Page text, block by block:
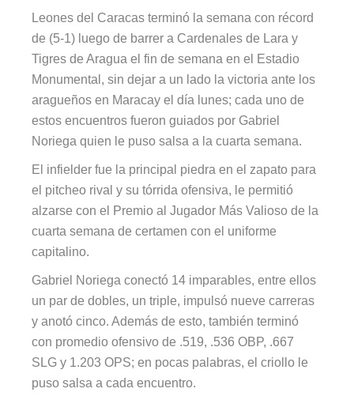
Leones del Caracas terminó la semana con récord
de (5-1) luego de barrer a Cardenales de Lara y
Tigres de Aragua el fin de semana en el Estadio
Monumental, sin dejar a un lado la victoria ante los
aragueños en Maracay el día lunes; cada uno de
estos encuentros fueron guiados por Gabriel
Noriega quien le puso salsa a la cuarta semana.
El infielder fue la principal piedra en el zapato para
el pitcheo rival y su tórrida ofensiva, le permitió
alzarse con el Premio al Jugador Más Valioso de la
cuarta semana de certamen con el uniforme
capitalino.
Gabriel Noriega conectó 14 imparables, entre ellos
un par de dobles, un triple, impulsó nueve carreras
y anotó cinco. Además de esto, también terminó
con promedio ofensivo de .519, .536 OBP, .667
SLG y 1.203 OPS; en pocas palabras, el criollo le
puso salsa a cada encuentro.